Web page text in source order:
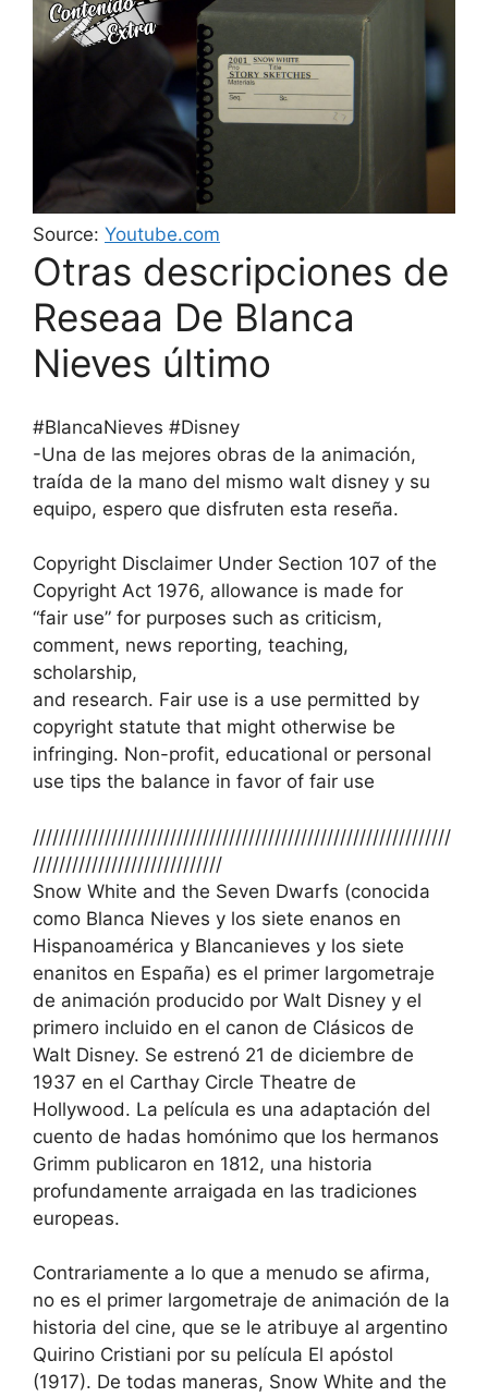
Source: Youtube.com
Otras descripciones de
Reseaa De Blanca
Nieves último
#BlancaNieves #Disney
-Una de las mejores obras de la animación,
traída de la mano del mismo walt disney y su
equipo, espero que disfruten esta reseña.
Copyright Disclaimer Under Section 107 of the
Copyright Act 1976, allowance is made for
“fair use” for purposes such as criticism,
comment, news reporting, teaching,
scholarship,
and research. Fair use is a use permitted by
copyright statute that might otherwise be
infringing. Non-profit, educational or personal
use tips the balance in favor of fair use
////////////////////////////////////////////////////////////////
/////////////////////////////
Snow White and the Seven Dwarfs (conocida
como Blanca Nieves y los siete enanos en
Hispanoamérica y Blancanieves y los siete
enanitos en España) es el primer largometraje
de animación producido por Walt Disney y el
primero incluido en el canon de Clásicos de
Walt Disney.​ Se estrenó 21 de diciembre de
1937 en el Carthay Circle Theatre de
Hollywood. La película es una adaptación del
cuento de hadas homónimo que los hermanos
Grimm publicaron en 1812, una historia
profundamente arraigada en las tradiciones
europeas.
Contrariamente a lo que a menudo se afirma,
no es el primer largometraje de animación de la
historia del cine, que se le atribuye al argentino
Quirino Cristiani por su película El apóstol
(1917). De todas maneras, Snow White and the